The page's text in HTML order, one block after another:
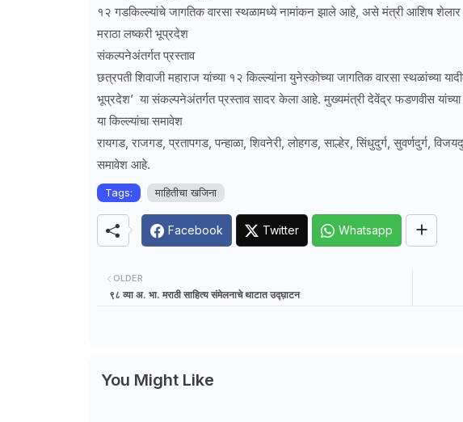
१२ गडकिल्ल्यांचे जागतिक वारसा स्थळामध्ये नामांकन झाले आहे, असे मंत्री आशिष शेलार
मराठा लष्करी भूप्रदेश
संकल्पनेअंतर्गत प्रस्ताव
छत्रपती शिवाजी महाराज यांच्या १२ किल्ल्यांना युनेस्कोच्या जागतिक वारसा स्थळांच्या
भूप्रदेश’ या संकल्पनेअंतर्गत प्रस्ताव सादर केला आहे. मुख्यमंत्री देवेंद्र फडणवीस
या किल्ल्यांचा समावेश
रायगड, राजगड, प्रतापगड, पन्हाळा, शिवनेरी, लोहगड, साल्हेर, सिंधुदुर्ग, सुवर्णदुर्ग,
समावेश आहे.
Tags: माहितीचा खजिना
Facebook Twitter Whatsapp
OLDER
९८ व्या अ. भा. मराठी साहित्य संमेलनाचे थाटात उद्घ़ाटन
You Might Like